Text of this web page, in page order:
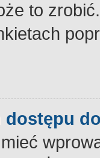
to
dostępu